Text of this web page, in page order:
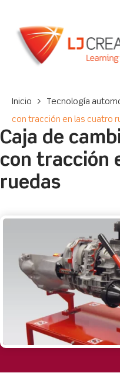
Inicio > Tecnología
con tracción en las cuatro
Caja de
con tracción
ruedas